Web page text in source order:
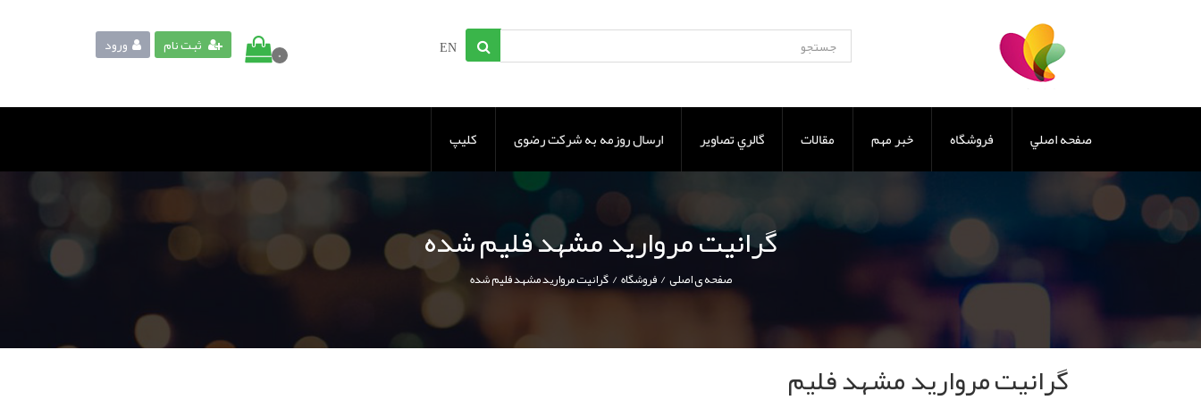
EN ورود ثبت نام 0
صفحه اصلي فروشگاه خبر مهم مقالات گالري تصاوير ارسال روزمه به شرکت رضوی کلیپ
گرانیت مروارید مشهد فلیم شده
صفحه ی اصلی/فروشگاه/گرانیت مروارید مشهد فلیم شده
گرانیت مروارید مشهد فلیم